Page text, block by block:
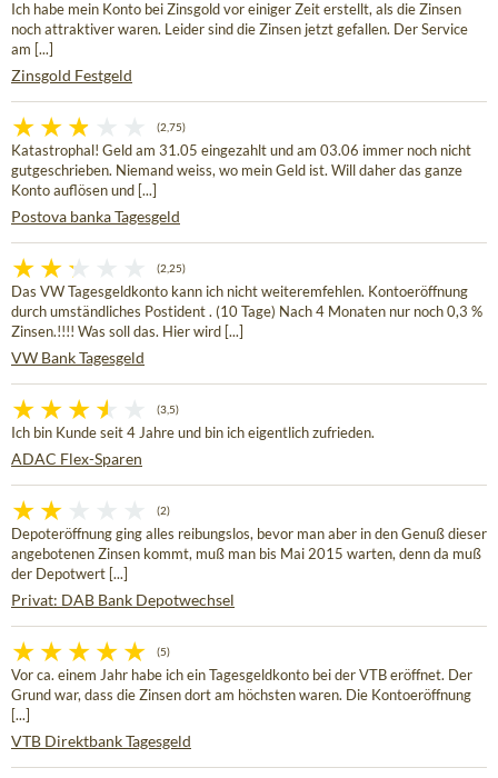
Ich habe mein Konto bei Zinsgold vor einiger Zeit erstellt, als die Zinsen
noch attraktiver waren. Leider sind die Zinsen jetzt gefallen. Der Service
am [...]
Zinsgold Festgeld
(2,75)
Katastrophal! Geld am 31.05 eingezahlt und am 03.06 immer noch nicht
gutgeschrieben. Niemand weiss, wo mein Geld ist. Will daher das ganze
Konto auflösen und [...]
Postova banka Tagesgeld
(2,25)
Das VW Tagesgeldkonto kann ich nicht weiteremfehlen. Kontoeröffnung
durch umständliches Postident . (10 Tage) Nach 4 Monaten nur noch 0,3 %
Zinsen.!!!! Was soll das. Hier wird [...]
VW Bank Tagesgeld
(3,5)
Ich bin Kunde seit 4 Jahre und bin ich eigentlich zufrieden.
ADAC Flex-Sparen
(2)
Depoteröffnung ging alles reibungslos, bevor man aber in den Genuß dieser
angebotenen Zinsen kommt, muß man bis Mai 2015 warten, denn da muß
der Depotwert [...]
Privat: DAB Bank Depotwechsel
(5)
Vor ca. einem Jahr habe ich ein Tagesgeldkonto bei der VTB eröffnet. Der
Grund war, dass die Zinsen dort am höchsten waren. Die Kontoeröffnung
[...]
VTB Direktbank Tagesgeld